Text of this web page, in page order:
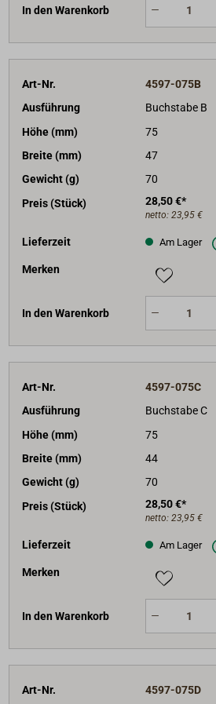
In den Warenkorb
Art-Nr.
4597-075B
Ausführung
Buchstabe B
Höhe (mm)
75
Breite (mm)
47
Gewicht (g)
70
Preis (Stück)
28,50 €*
netto: 23,95 €
Lieferzeit Am Lager
Merken
In den Warenkorb
Art-Nr.
4597-075C
Ausführung
Buchstabe C
Höhe (mm)
75
Breite (mm)
44
Gewicht (g)
70
Preis (Stück)
28,50 €*
netto: 23,95 €
Lieferzeit Am Lager
Merken
In den Warenkorb
Art-Nr.
4597-075D